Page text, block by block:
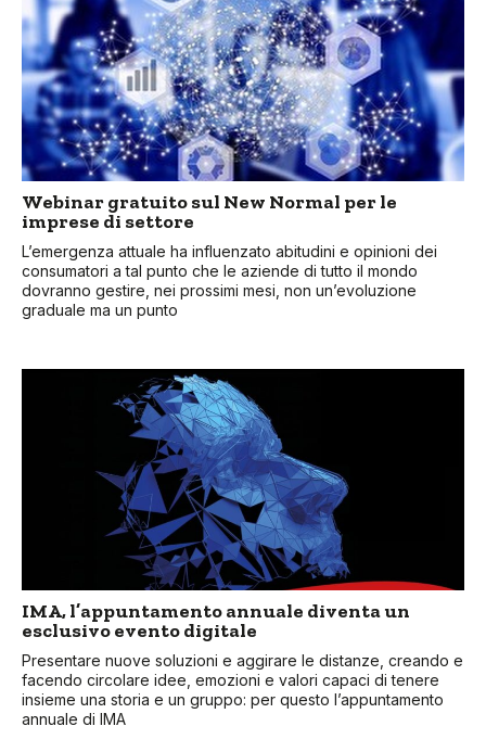
Webinar gratuito sul New Normal per le
imprese di settore
L’emergenza attuale ha influenzato abitudini e opinioni dei
consumatori a tal punto che le aziende di tutto il mondo
dovranno gestire, nei prossimi mesi, non un’evoluzione
graduale ma un punto
IMA, l’appuntamento annuale diventa un
esclusivo evento digitale
Presentare nuove soluzioni e aggirare le distanze, creando e
facendo circolare idee, emozioni e valori capaci di tenere
insieme una storia e un gruppo: per questo l’appuntamento
annuale di IMA